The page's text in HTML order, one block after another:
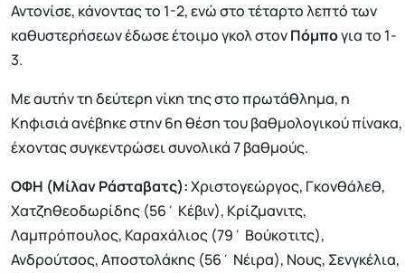
Αντονίσε, κάνοντας το 1-2, ενώ στο τέταρτο λεπτό των
καθυστερήσεων έδωσε έτοιμο γκολ στονΠόμπογια το 1-
3.
Με αυτήν τη δεύτερη νίκη της στο πρωτάθλημα, η
Κηφισιά ανέβηκε στην 6η θέση του βαθμολογικού πίνακα,
έχοντας συγκεντρώσει συνολικά 7 βαθμούς.
ΟΦΗ (Μίλαν Ράσταβατς):Χριστογεώργος, Γκονθάλεθ,
Χατζηθεοδωρίδης (56΄ Κέβιν), Κρίζμανιτς,
Λαμπρόπουλος, Καραχάλιος (79΄ Βούκοτιτς),
Ανδρούτσος, Αποστολάκης (56΄ Νέιρα), Νους, Σενγκέλια,